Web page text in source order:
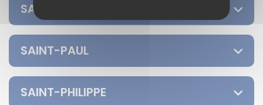
SAINT-LOUIS
SAINT-PAUL
SAINT-PHILIPPE